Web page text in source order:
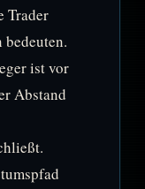
Trader
bedeuten.
ist vor
Abstand